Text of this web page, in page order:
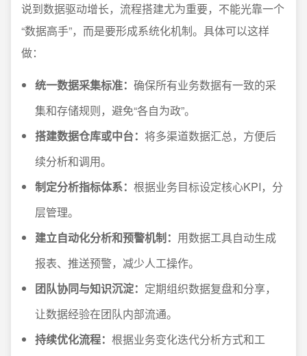
说到数据驱动增长，流程搭建尤为重要，不能光靠一个
“数据高手”，而是要形成系统化机制。具体可以这样
做：
统一数据采集标准： 确保所有业务数据有一致的采
集和存储规则，避免“各自为政”。
搭建数据仓库或中台： 将多渠道数据汇总，方便后
续分析和调用。
制定分析指标体系： 根据业务目标设定核心KPI，分
层管理。
建立自动化分析和预警机制： 用数据工具自动生成
报表、推送预警，减少人工操作。
团队协同与知识沉淀： 定期组织数据复盘和分享，
让数据经验在团队内部流通。
持续优化流程： 根据业务变化迭代分析方式和工